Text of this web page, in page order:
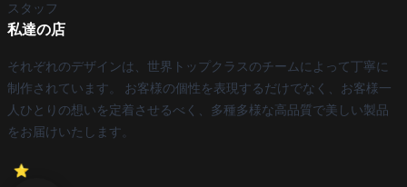
スタッフ
私達の店
それぞれのデザインは、世界トップクラスのチームによって丁寧に
制作されています。 お客様の個性を表現するだけでなく、お客様一
人ひとりの想いを定着させるべく、多種多様な高品質で美しい製品
をお届けいたします。